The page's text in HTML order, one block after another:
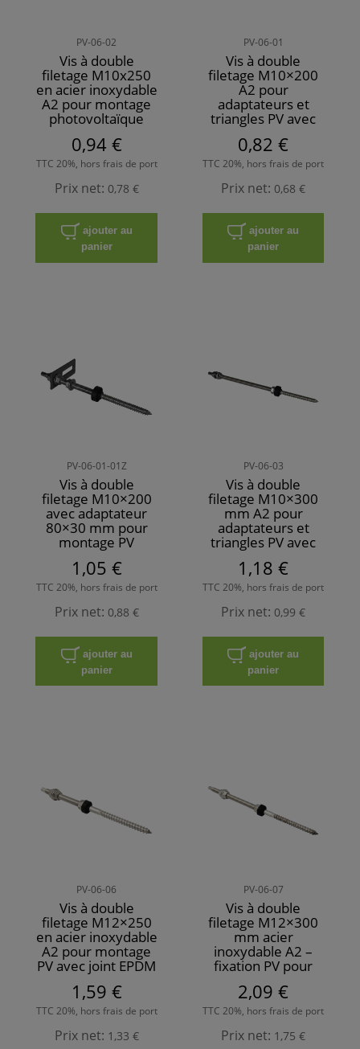
PV-06-02
Vis à double
filetage M10x250
en acier inoxydable
A2 pour montage
photovoltaïque
0,94 €
TTC 20%, hors frais de port
Prix net: 0,78 €
ajouter au
panier
PV-06-01
Vis à double
filetage M10×200
A2 pour
adaptateurs et
triangles PV avec
joint EPDM
0,82 €
TTC 20%, hors frais de port
Prix net: 0,68 €
ajouter au
panier
PV-06-01-01Z
Vis à double
filetage M10×200
avec adaptateur
80×30 mm pour
montage PV
1,05 €
TTC 20%, hors frais de port
Prix net: 0,88 €
ajouter au
panier
PV-06-03
Vis à double
filetage M10×300
mm A2 pour
adaptateurs et
triangles PV avec
rondelle EPDM
1,18 €
TTC 20%, hors frais de port
Prix net: 0,99 €
ajouter au
panier
PV-06-06
Vis à double
filetage M12×250
en acier inoxydable
A2 pour montage
PV avec joint EPDM
1,59 €
TTC 20%, hors frais de port
Prix net: 1,33 €
PV-06-07
Vis à double
filetage M12×300
mm acier
inoxydable A2 –
fixation PV pour
chevrons
2,09 €
TTC 20%, hors frais de port
Prix net: 1,75 €